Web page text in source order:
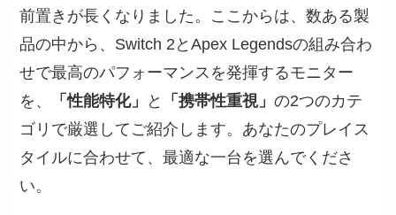
前置きが長くなりました。ここからは、数ある製
品の中から、Switch 2とApex Legendsの組み合わ
せで最高のパフォーマンスを発揮するモニター
を、
「性能特化」 と 「携帯性重視」の2つのカテ
ゴリで厳選してご紹介します。あなたのプレイス
タイルに合わせて、最適な一台を選んでくださ
い。